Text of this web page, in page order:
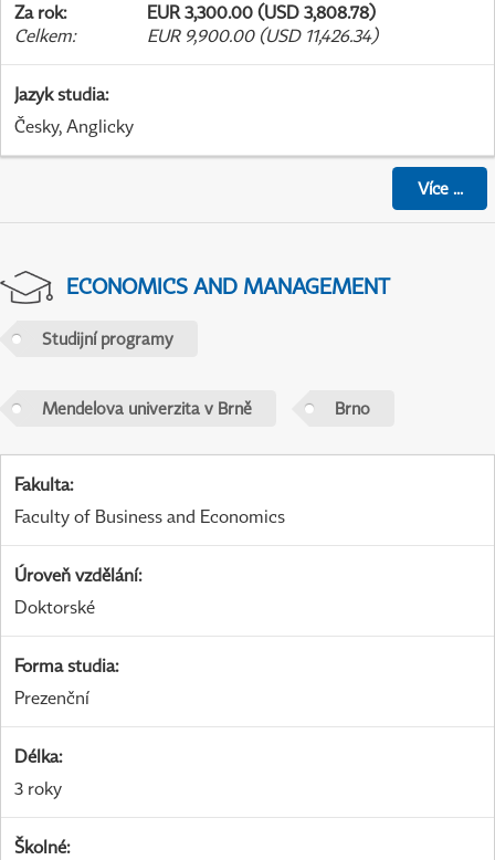
Za rok:
EUR 3,300.00 (USD 3,808.78)
Celkem: EUR 9,900.00 (USD 11,426.34)
Jazyk studia:
Česky, Anglicky
Více...
ECONOMICS AND MANAGEMENT
Studijní programy
Mendelova univerzita v Brně Brno
Fakulta:
Faculty of Business and Economics
Úroveň vzdělání:
Doktorské
Forma studia:
Prezenční
Délka:
3 roky
Školné: